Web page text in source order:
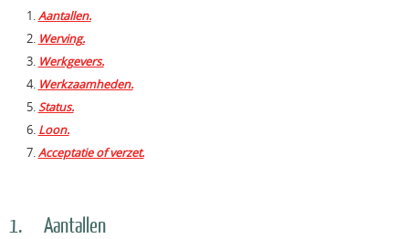
Aantallen.
Werving.
Werkgevers.
Werkzaamheden.
Status.
Loon.
Acceptatie of verzet.
1. Aantallen